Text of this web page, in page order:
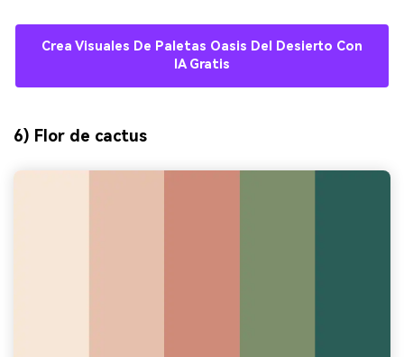
Crea Visuales De Paletas Oasis Del Desierto Con
IA Gratis
6) Flor de cactus